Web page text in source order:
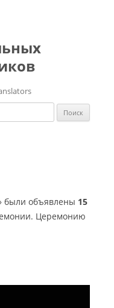
были объявлены 15
Церемонию